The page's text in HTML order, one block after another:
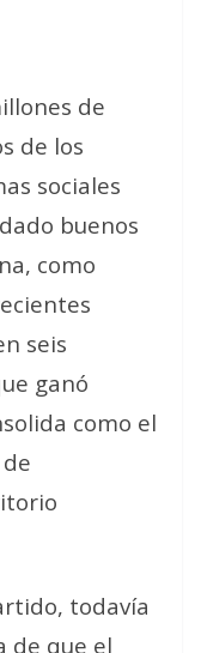
de
de los
sociales
buenos
como
seis
ganó
como el
todavía
de que el